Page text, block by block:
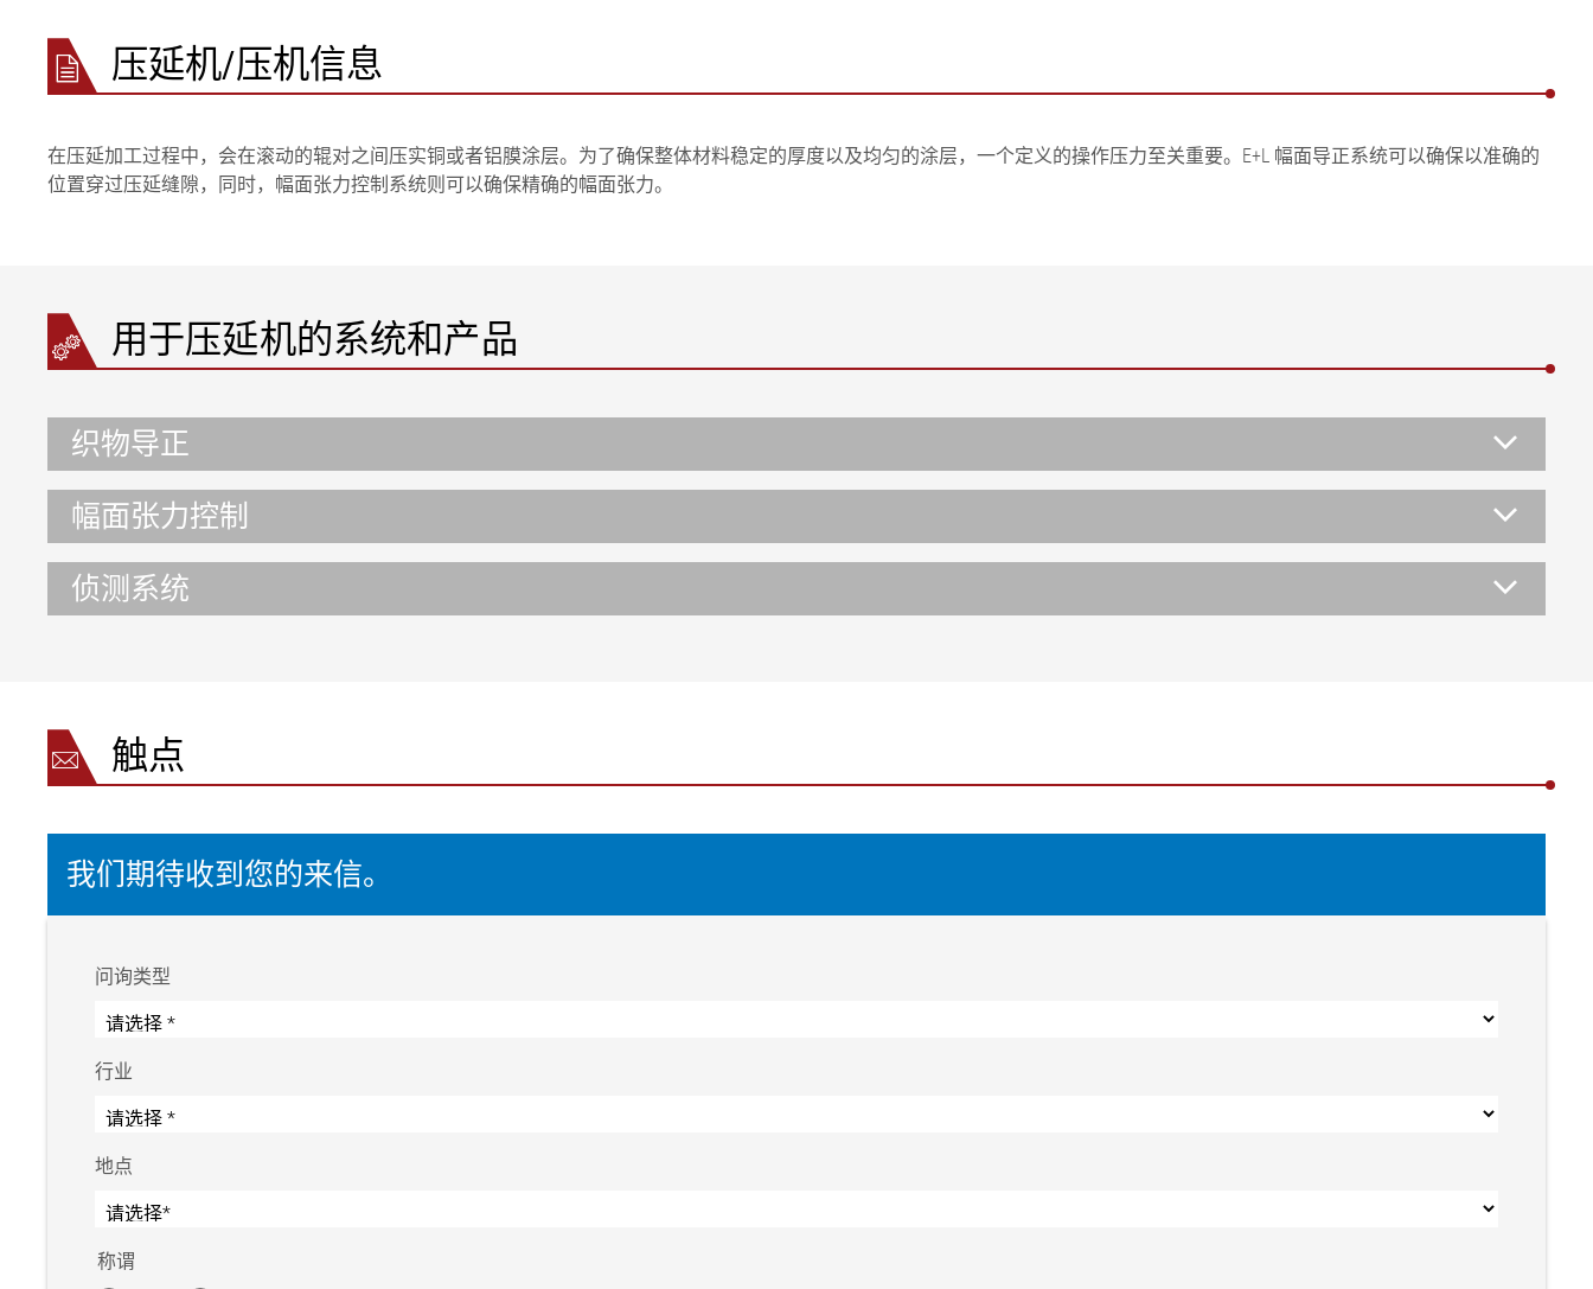
压延机/压机信息
在压延加工过程中，会在滚动的辊对之间压实铜或者铝膜涂层。为了确保整体材料稳定的厚度以及均匀的涂层，一个定义的操作压力至关重要。E+L 幅面导正系统可以确保以准确的
位置穿过压延缝隙，同时，幅面张力控制系统则可以确保精确的幅面张力。
用于压延机的系统和产品
织物导正
幅面张力控制
侦测系统
触点
我们期待收到您的来信。
问询类型
行业
地点
称谓